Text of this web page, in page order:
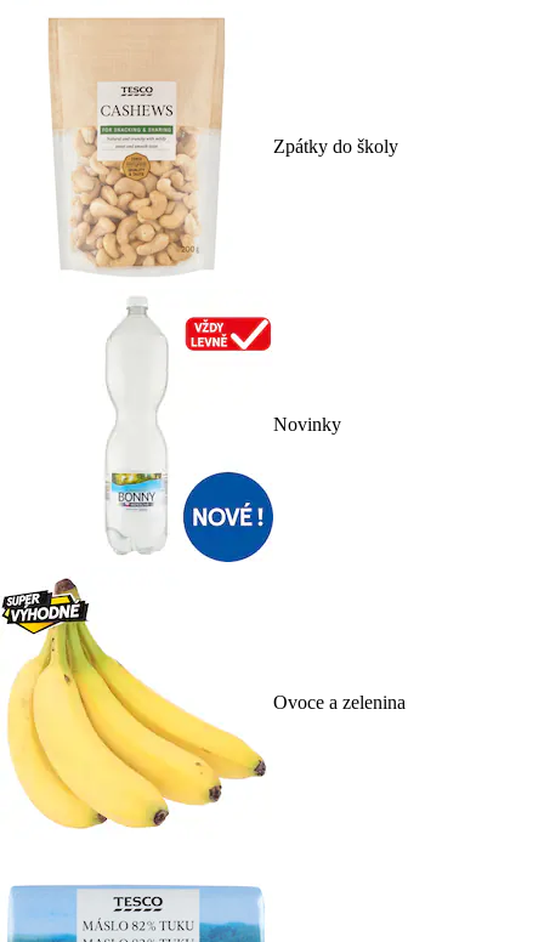
Zpátky do školy
Novinky
Ovoce a zelenina